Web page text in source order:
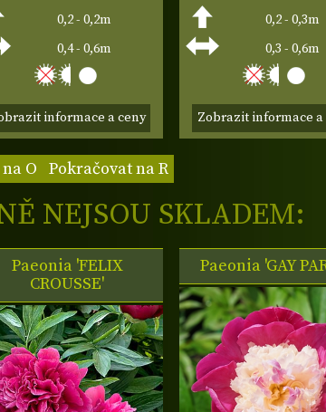
0,2 - 0,2m
0,4 - 0,6m
informace a ceny
0,2 - 0,3m
0,3 - 0,6m
Zobrazit informace a
O Pokračovat na R
NEJSOU SKLADEM:
Paeonia 'FELIX
CROUSSE'
Paeonia 'GAY